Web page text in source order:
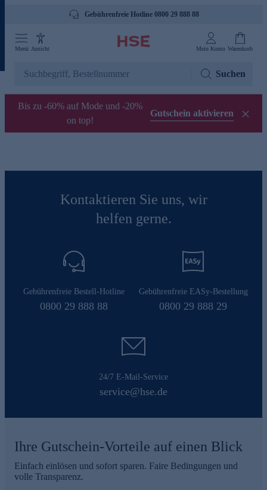
Gebührenfreie Hotline 0800 29 888 88
Menü Ansicht Mein Konto Warenkorb
Suchen
Bis zu -60% auf Mode und -20%
on top!
Gutschein aktivieren
Kontaktieren Sie uns, wir
helfen gerne.
Gebührenfreie Bestell-Hotline
0800 29 888 88
Gebührenfreie EASy-Bestellung
0800 29 888 29
24/7 E-Mail-Service
service@hse.de
Ihre Gutschein-Vorteile auf einen Blick
Einfach einlösen und sofort sparen. Faire Bedingungen und
volle Transparenz.